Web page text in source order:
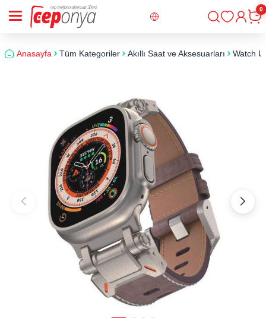
Giriş
0
Anasayfa Tüm Kategoriler Akıllı Saat ve Aksesuarları Watch